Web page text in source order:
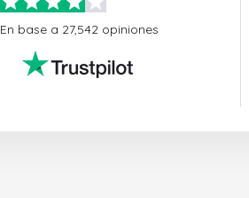
En base a 27,542 opiniones